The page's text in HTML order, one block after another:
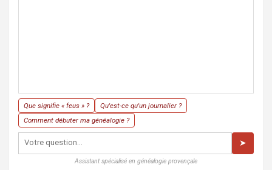
Que signifie « feus » ?
Qu'est-ce qu'un journalier ?
Comment débuter ma généalogie ?
➤
Assistant spécialisé en généalogie provençale